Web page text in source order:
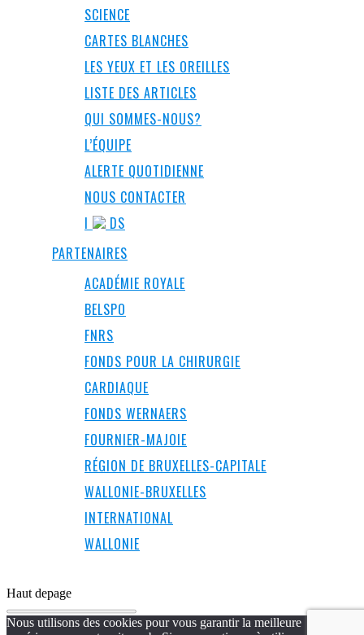
SCIENCE
CARTES BLANCHES
LES YEUX ET LES OREILLES
LISTE DES ARTICLES
QUI SOMMES-NOUS?
L’ÉQUIPE
ALERTE QUOTIDIENNE
NOUS CONTACTER
I
DS
PARTENAIRES
ACADÉMIE ROYALE
BELSPO
FNRS
FONDS POUR LA CHIRURGIE
CARDIAQUE
FONDS WERNAERS
FOURNIER-MAJOIE
RÉGION DE BRUXELLES-CAPITALE
WALLONIE-BRUXELLES
INTERNATIONAL
WALLONIE
Haut depage
Nous utilisons des cookies pour vous garantir la meilleure